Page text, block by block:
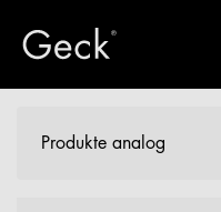
Produkte analog